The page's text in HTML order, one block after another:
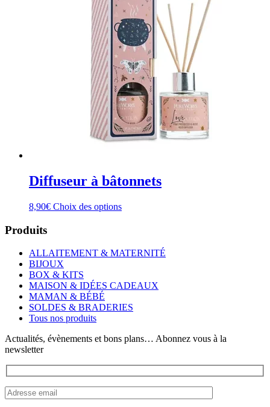
Diffuseur à bâtonnets
8,90€ Choix des optionsCe
variations.
Les
peuvent
être
choisies
sur
page
du
Produits
ALLAITEMENT & MATERNITÉ
BIJOUX
BOX & KITS
MAISON & IDÉES CADEAUX
MAMAN & BÉBÉ
SOLDES & BRADERIES
Tous nos produits
Actualités, évènements et bons plans… Abonnez vous à la
newsletter